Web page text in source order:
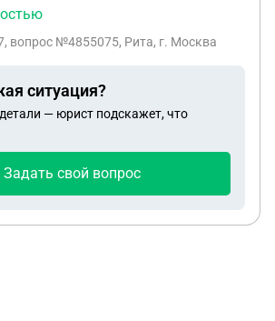
среду. Причем на фото
что те битком набиты . Что
, вопрос №4855075, Рита, г. Москва
ситуация?
— юрист подскажет, что
Задать свой вопрос